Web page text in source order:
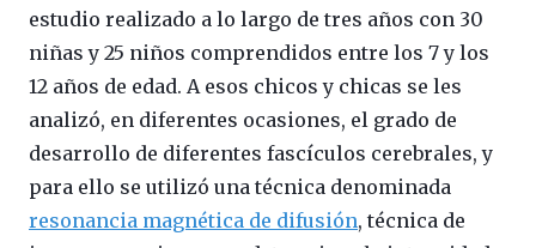
estudio realizado a lo largo de tres años con 30
niñas y 25 niños comprendidos entre los 7 y los
12 años de edad. A esos chicos y chicas se les
analizó, en diferentes ocasiones, el grado de
desarrollo de diferentes fascículos cerebrales, y
para ello se utilizó una técnica denominada
resonancia magnética de difusión, técnica de